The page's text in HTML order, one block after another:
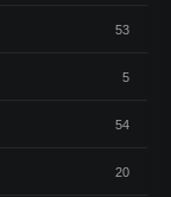
53
5
54
20